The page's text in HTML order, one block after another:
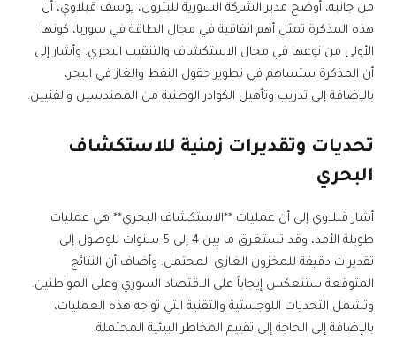
من جانبه، أوضح مدير الشركة السورية للبترول، يوسف قبلاوي، أن
هذه المذكرة تمثل أهم اتفاقية في مجال الطاقة في سوريا، كونها
الأولى من نوعها في مجال الاستكشاف والتنقيب البحري. وأشار إلى
أن المذكرة ستساهم في تطوير حقول النفط والغاز في البحر،
بالإضافة إلى تدريب وتأهيل الكوادر الوطنية من المهندسين والفنيين.
تحديات وتقديرات زمنية للاستكشاف
البحري
أشار قبلاوي إلى أن عمليات **الاستكشاف البحري** هي عمليات
طويلة الأمد، وقد تستغرق ما بين 4 إلى 5 سنوات للوصول إلى
تقديرات دقيقة للمخزون الغازي المحتمل. وأضاف أن النتائج
المتوقعة ستنعكس إيجاباً على الاقتصاد السوري وعلى المواطنين.
وتشمل التحديات اللوجستية والتقنية التي تواجه هذه العمليات،
بالإضافة إلى الحاجة إلى تقييم المخاطر البيئية المحتملة.